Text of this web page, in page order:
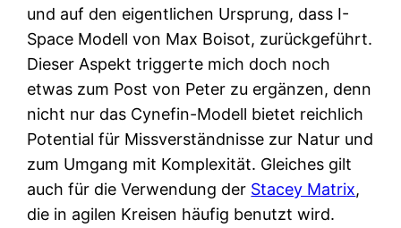
und auf den eigentlichen Ursprung, dass I-
Space Modell von Max Boisot, zurückgeführt.
Dieser Aspekt triggerte mich doch noch
etwas zum Post von Peter zu ergänzen, denn
nicht nur das Cynefin-Modell bietet reichlich
Potential für Missverständnisse zur Natur und
zum Umgang mit Komplexität. Gleiches gilt
auch für die Verwendung der Stacey Matrix,
die in agilen Kreisen häufig benutzt wird.